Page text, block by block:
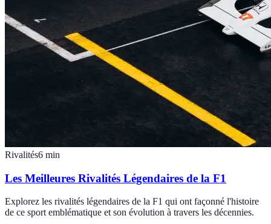
Rivalités6 min
Les Meilleures Rivalités Légendaires de la F1
Explorez les rivalités légendaires de la F1 qui ont façonné l'histoire
de ce sport emblématique et son évolution à travers les décennies.